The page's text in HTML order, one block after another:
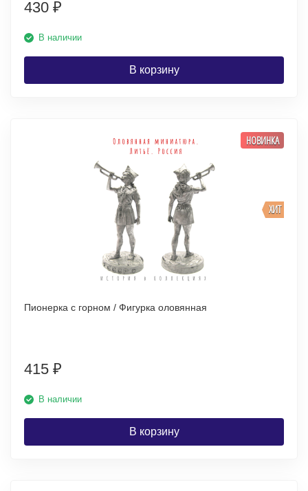
430 ₽
В наличии
В корзину
ХИТ
НОВИНКА
Пионерка с горном / Фигурка оловянная
415 ₽
В наличии
В корзину